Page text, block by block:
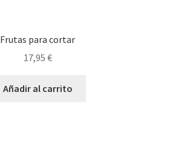
Frutas para cortar
17,95 €
Añadir al carrito